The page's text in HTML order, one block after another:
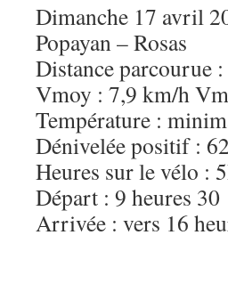
Dimanche 17 avril
Popayan – Rosas
Distance parcourue
Vmoy : 7,9 km/h
Température :
Dénivelée positif :
Heures sur le vélo :
Départ : 9 heures 30
Arrivée : vers 16